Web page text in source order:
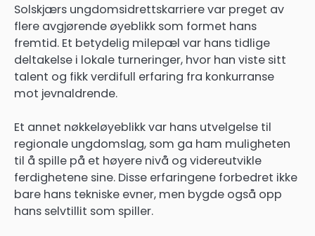
Solskjærs ungdomsidrettskarriere var preget av
flere avgjørende øyeblikk som formet hans
fremtid. Et betydelig milepæl var hans tidlige
deltakelse i lokale turneringer, hvor han viste sitt
talent og fikk verdifull erfaring fra konkurranse
mot jevnaldrende.
Et annet nøkkeløyeblikk var hans utvelgelse til
regionale ungdomslag, som ga ham muligheten
til å spille på et høyere nivå og videreutvikle
ferdighetene sine. Disse erfaringene forbedret ikke
bare hans tekniske evner, men bygde også opp
hans selvtillit som spiller.